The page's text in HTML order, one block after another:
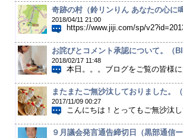
奇跡の村（鈴リンりん あなたの心に
2018/04/11 21:00
https://www.jiji.com/sp/
お詫びとコメント承認について。（
2018/02/17 11:48
本日。。。ブログをご覧の皆様
またまたご無沙汰しておりました。
2017/11/09 00:27
こんにちは！とってもご無沙汰
９月議会発言通告締切日（黒部通信ー